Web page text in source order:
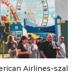
Airlines-szal